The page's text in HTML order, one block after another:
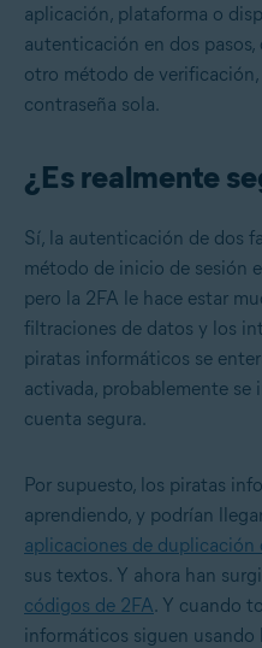
aplicación, plataforma o
autenticación en dos pasos,
otro método de
contraseña sola.
¿Es realmente
Sí, la autenticación de dos
método de inicio de sesión
pero la 2FA le hace estar
filtraciones de datos y los
piratas informáticos se
activada, probablemente se
cuenta segura.
Por supuesto, los piratas
aprendiendo, y podrían
aplicaciones de duplicación
sus textos. Y ahora han
códigos de 2FA. Y cuando
informáticos siguen usando